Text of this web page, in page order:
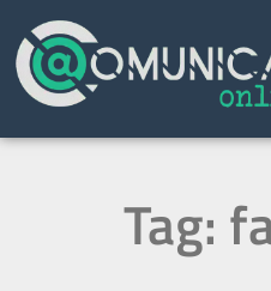
Tag: